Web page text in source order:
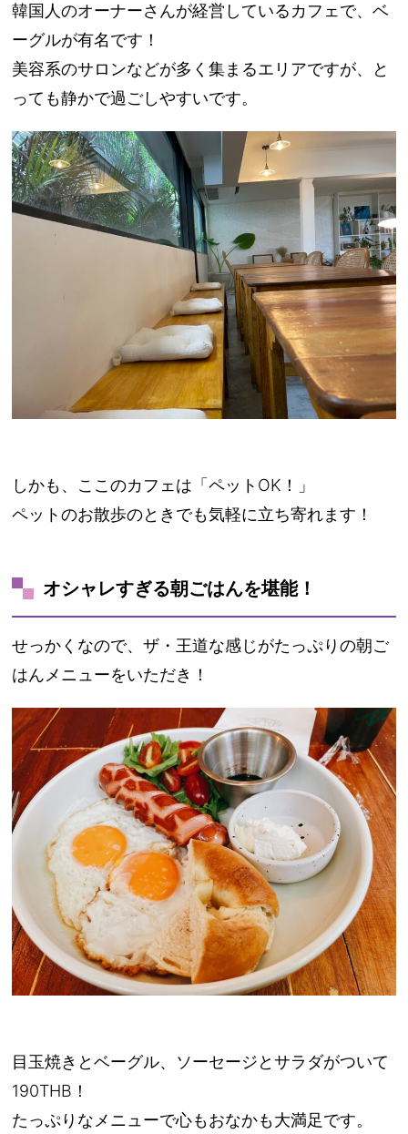
韓国人のオーナーさんが経営しているカフェで、ベ
ーグルが有名です！
美容系のサロンなどが多く集まるエリアですが、と
っても静かで過ごしやすいです。
しかも、ここのカフェは「ペットOK！」
ペットのお散歩のときでも気軽に立ち寄れます！
オシャレすぎる朝ごはんを堪能！
せっかくなので、ザ・王道な感じがたっぷりの朝ご
はんメニューをいただき！
目玉焼きとベーグル、ソーセージとサラダがついて
190THB！
たっぷりなメニューで心もおなかも大満足です。